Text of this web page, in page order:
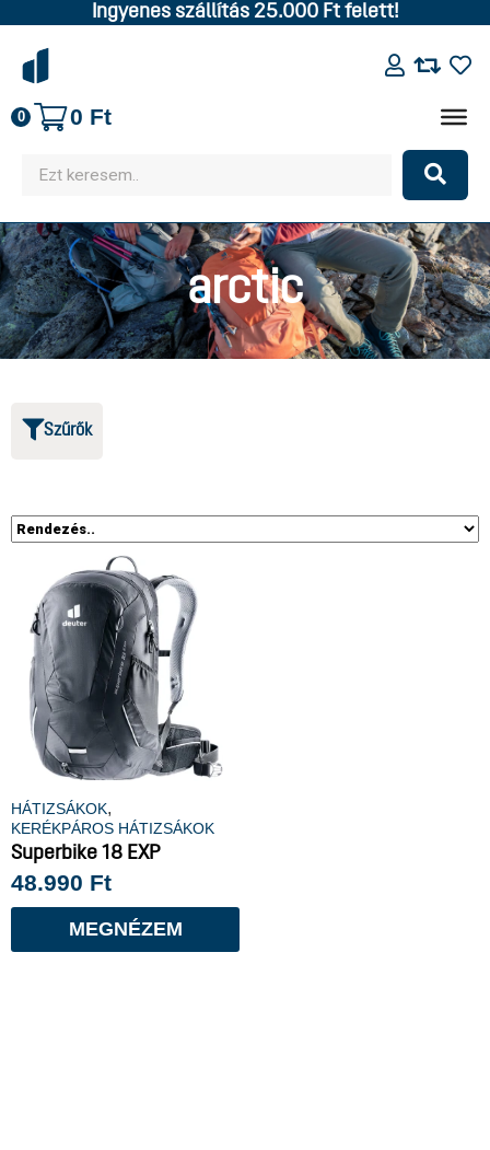
Ingyenes szállítás 25.000 Ft felett!
0 0 Ft
arctic
Szűrők
HÁTIZSÁKOK,
KERÉKPÁROS HÁTIZSÁKOK
Superbike 18 EXP
48.990 Ft
MEGNÉZEM